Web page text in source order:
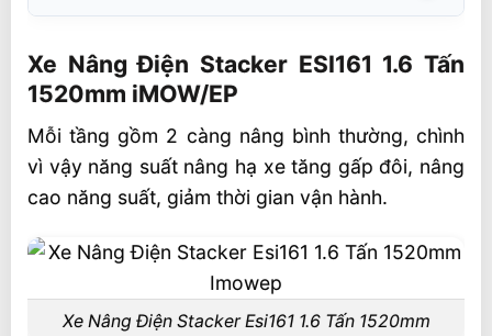
1520mm iMOW/EP
Stacker ESI161
Ưu điểm Xe Nâng Điện Stacker ESI161
Thông số kỹ thuật Xe Nâng Điện Stacker
ESI161
Lốp và khung gầm
Kích thước, hiệu suất, phạm vi
Siêu thị xe nâng EP – Kho bãi toàn quốc
Xe Nâng Điện Stacker ESI161 1.6 Tấn
1520mm iMOW/EP
Mỗi tầng gồm 2 càng nâng bình thường, chình
vì vậy năng suất nâng hạ xe tăng gấp đôi, nâng
cao năng suất, giảm thời gian vận hành.
Xe Nâng Điện Stacker Esi161 1.6 Tấn 1520mm